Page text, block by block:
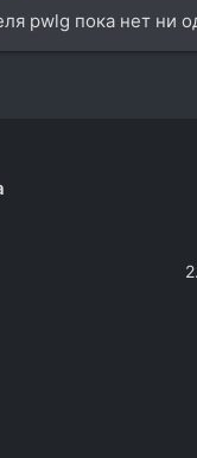
pwlg пока нет ни